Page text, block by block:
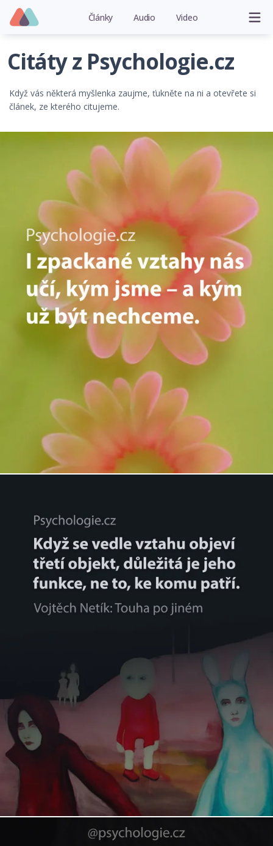
Články Audio Video
Citáty z Psychologie.cz
Když vás některá myšlenka zaujme, ťukněte na ni a otevřete si
článek, ze kterého citujeme.